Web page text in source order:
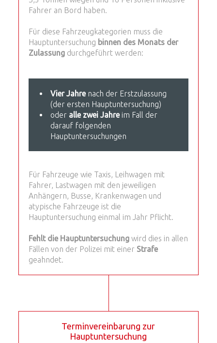
Fahrer an Bord haben.
Für diese Fahrzeugkategorien muss die
Hauptuntersuchung binnen des Monats der
Zulassungdurchgeführt werden:
Vier Jahrenach der Erstzulassung
(der ersten Hauptuntersuchung)
oder alle zwei Jahreim Fall der
darauf folgenden
Hauptuntersuchungen
Für Fahrzeuge wie Taxis, Leihwagen mit
Fahrer, Lastwagen mit den jeweiligen
Anhängern, Busse, Krankenwagen und
atypische Fahrzeuge ist die
Hauptuntersuchung einmal im Jahr Pflicht.
Fehlt die Hauptuntersuchungwird dies in allen
Fällen von der Polizei mit einer Strafe
geahndet.
Terminvereinbarung zur
Hauptuntersuchung